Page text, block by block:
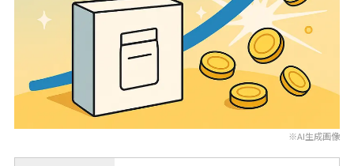
※AI生成画像